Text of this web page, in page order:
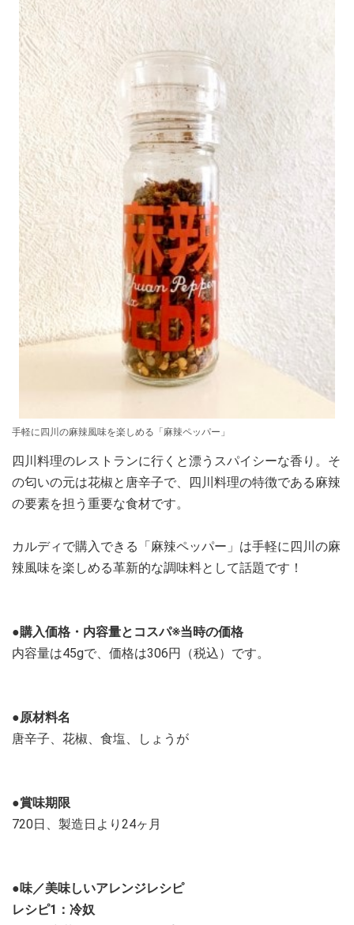
手軽に四川の麻辣風味を楽しめる「麻辣ペッパー」
四川料理のレストランに行くと漂うスパイシーな香り。そ
の匂いの元は花椒と唐辛子で、四川料理の特徴である麻辣
の要素を担う重要な食材です。
カルディで購入できる「麻辣ペッパー」は手軽に四川の麻
辣風味を楽しめる革新的な調味料として話題です！
●購入価格・内容量とコスパ※当時の価格
内容量は45gで、価格は306円（税込）です。
●原材料名
唐辛子、花椒、食塩、しょうが
●賞味期限
720日、製造日より24ヶ月
●味／美味しいアレンジレシピ
レシピ1：冷奴